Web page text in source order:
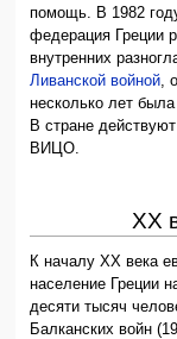
помощь. В 1982
федерация Греции
внутренних
Ливанской войной,
несколько лет
В стране
ВИЦО.
ХХ
К началу ХХ века
население Греции
десяти тысяч
Балканских войн